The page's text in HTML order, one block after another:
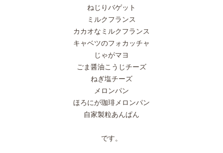
ねじりバゲット
ミルクフランス
カカオなミルクフランス
キャベツのフォカッチャ
じゃがマヨ
ごま醤油こうじチーズ
ねぎ塩チーズ
メロンパン
ほろにが珈琲メロンパン
自家製粒あんぱん
です。